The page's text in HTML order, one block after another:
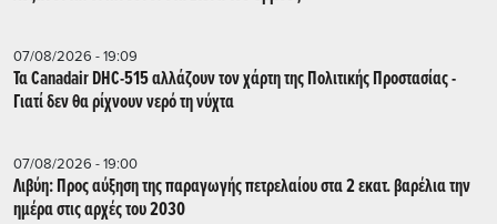
07/08/2026 - 19:09
Τα Canadair DHC-515 αλλάζουν τον χάρτη της Πολιτικής Προστασίας -
Γιατί δεν θα ρίχνουν νερό τη νύχτα
07/08/2026 - 19:00
Λιβύη: Προς αύξηση της παραγωγής πετρελαίου στα 2 εκατ. βαρέλια την
ημέρα στις αρχές του 2030